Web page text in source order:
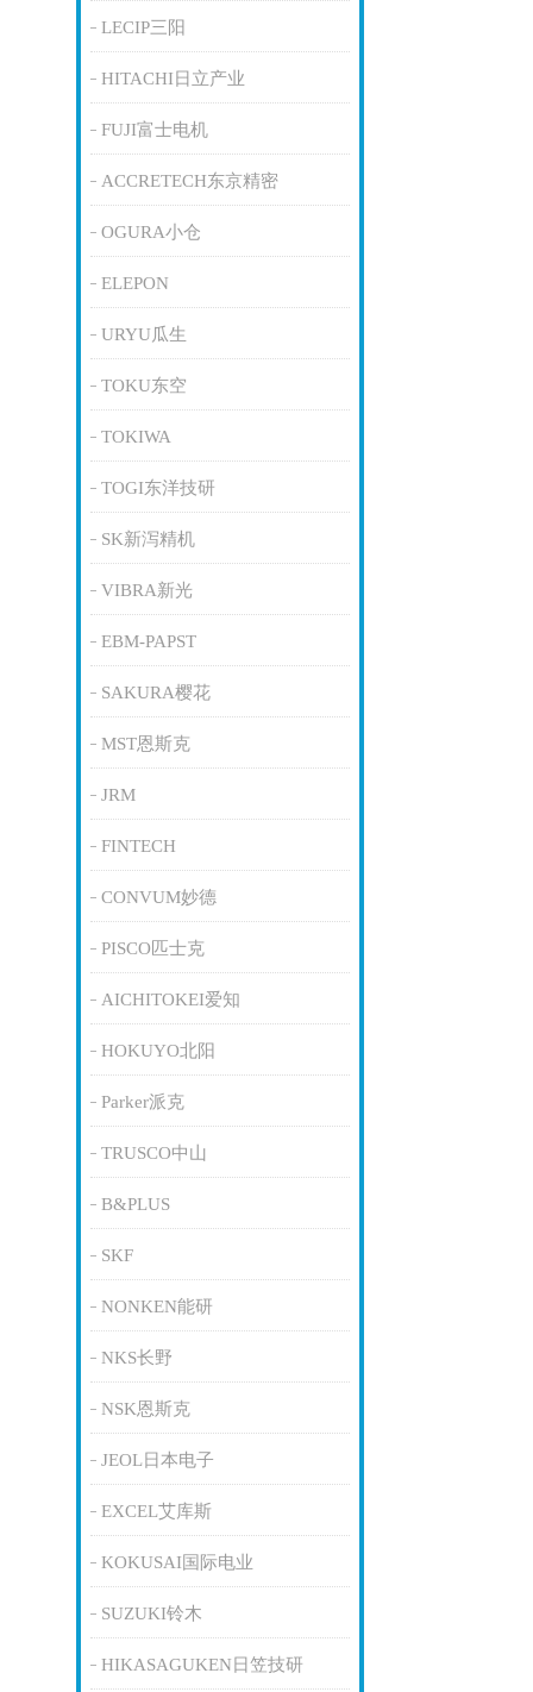
LECIP三阳
HITACHI日立产业
FUJI富士电机
ACCRETECH东京精密
OGURA小仓
ELEPON
URYU瓜生
TOKU东空
TOKIWA
TOGI东洋技研
SK新泻精机
VIBRA新光
EBM-PAPST
SAKURA樱花
MST恩斯克
JRM
FINTECH
CONVUM妙德
PISCO匹士克
AICHITOKEI爱知
HOKUYO北阳
Parker派克
TRUSCO中山
B&PLUS
SKF
NONKEN能研
NKS长野
NSK恩斯克
JEOL日本电子
EXCEL艾库斯
KOKUSAI国际电业
SUZUKI铃木
HIKASAGUKEN日笠技研